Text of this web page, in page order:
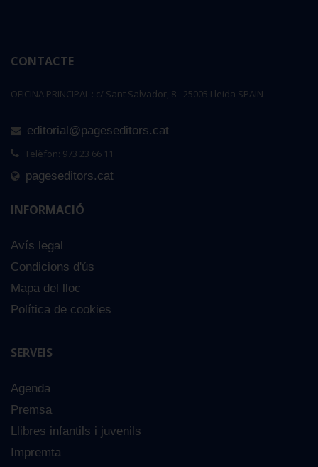
CONTACTE
OFICINA PRINCIPAL : c/ Sant Salvador, 8 - 25005 Lleida SPAIN
editorial@pageseditors.cat
Telèfon: 973 23 66 11
pageseditors.cat
INFORMACIÓ
Avís legal
Condicions d'ús
Mapa del lloc
Política de cookies
SERVEIS
Agenda
Premsa
Llibres infantils i juvenils
Impremta